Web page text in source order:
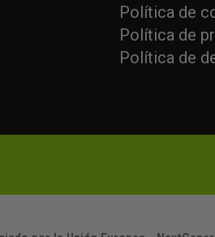
Política de
Política de
Política de